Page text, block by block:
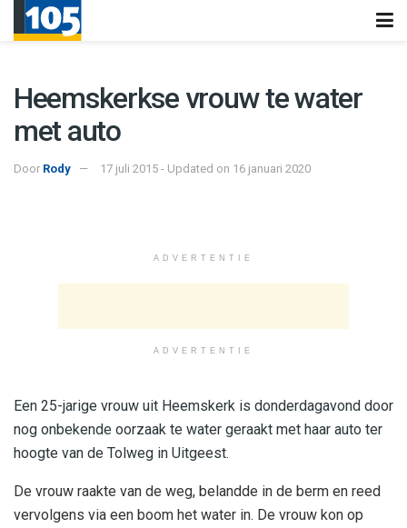
Heemskerkse vrouw te water
met auto
Door Rody 17 juli 2015 - Updated on 16 januari 2020
ADVERTENTIE
ADVERTENTIE
Een 25-jarige vrouw uit Heemskerk is donderdagavond door
nog onbekende oorzaak te water geraakt met haar auto ter
hoogte van de Tolweg in Uitgeest.
De vrouw raakte van de weg, belandde in de berm en reed
vervolgens via een boom het water in. De vrouw kon op